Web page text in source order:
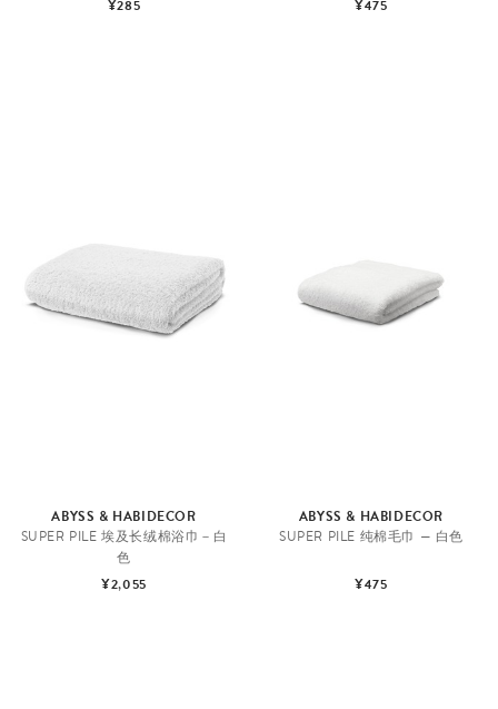
¥285
¥475
ABYSS & HABIDECOR
SUPER PILE 埃及长绒棉浴巾－白
色
¥2,055
ABYSS & HABIDECOR
SUPER PILE 纯棉毛巾 — 白色
¥475